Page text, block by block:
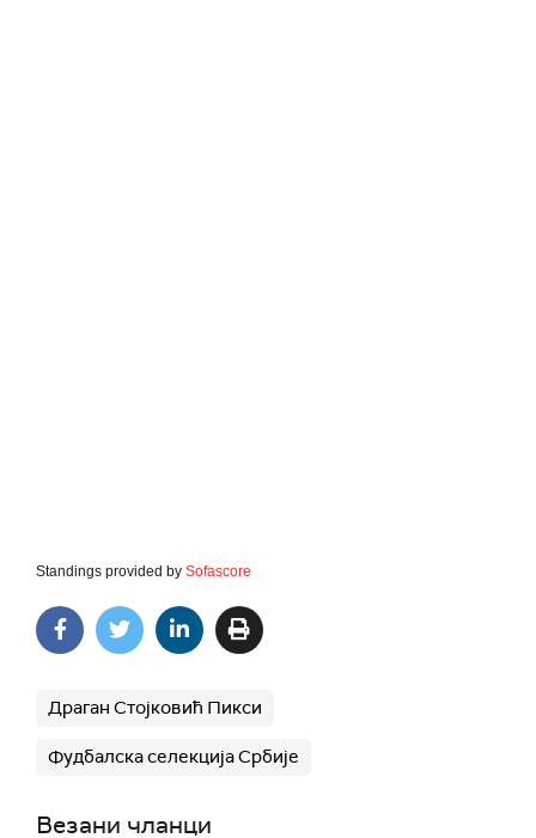
Standings provided by Sofascore
Драган Стојковић Пикси
Фудбалска селекција Србије
Везани чланци